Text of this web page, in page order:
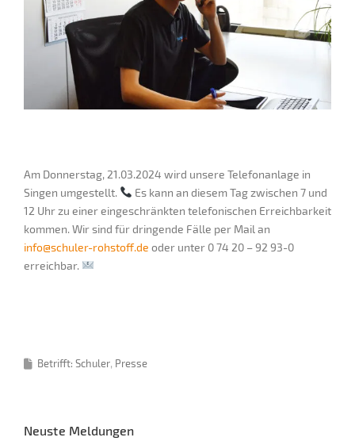
Am Donnerstag, 21.03.2024 wird unsere Telefonanlage in
Singen umgestellt.
Es kann an diesem Tag zwischen 7 und
12 Uhr zu einer eingeschränkten telefonischen Erreichbarkeit
kommen. Wir sind für dringende Fälle per Mail an
info@schuler-rohstoff.de oder unter 0 74 20 – 92 93-0
erreichbar.
Betrifft: Schuler Presse
Neuste Meldungen